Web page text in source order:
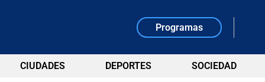
Programas
CIUDADES DEPORTES SOCIEDAD